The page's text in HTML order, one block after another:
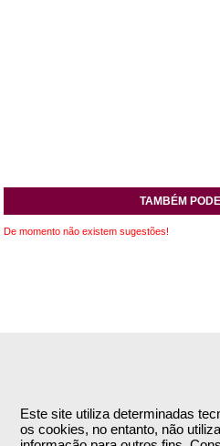
Este site utiliza determinadas
os cookies, no entanto, não
TAMBÉM
De momento não existem sugestões!
Empresa
Termos e Condições